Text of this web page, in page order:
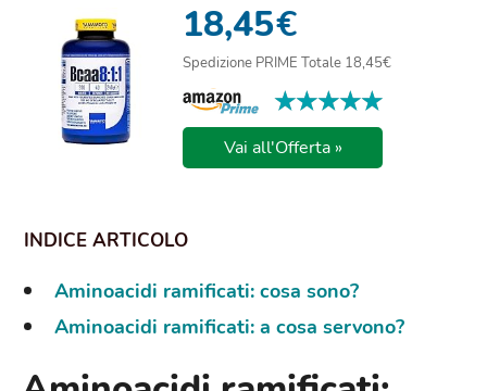
18,45€
Spedizione PRIME Totale 18,45€
★★★★★
★★★★★
Vai all'Offerta »
Aminoacidi ramificati: cosa sono?
Aminoacidi ramificati: a cosa servono?